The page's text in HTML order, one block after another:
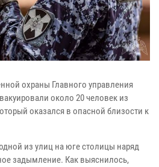
охраны Главного управления
около 20 человек из
оказался в опасной близости к
из улиц на юге столицы наряд
задымление. Как выяснилось,